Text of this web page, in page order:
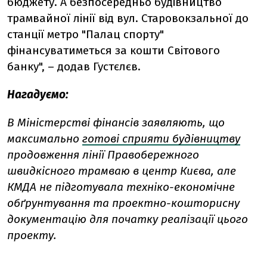
трамвайної лінії від вул. Старовокзальної до
станції метро "Палац спорту"
фінансуватиметься за кошти Світового
банку", – додав Густєлєв.
Нагадуємо:
В Міністерстві фінансів заявляють, що
максимально готові сприяти будівництву
продовження лінії Правобережного
швидкісного трамваю в центр Києва, але
КМДА не підготувала техніко-економічне
обґрунтування та проектно-кошторисну
документацію для початку реалізації цього
проекту.